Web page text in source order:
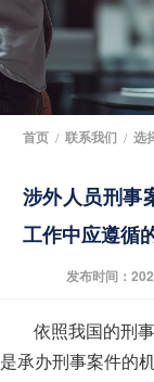
首页 / 联系我们 / 选
涉外人员刑事
工作中应遵循
发布时间：
依照我国的刑
是承办刑事案件的